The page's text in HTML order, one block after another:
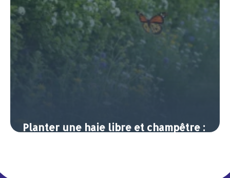
Planter une haie libre et champêtre :